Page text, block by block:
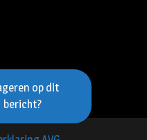
op dit
bericht?